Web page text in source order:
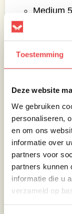
Toestemming
Deze website
We gebruiken
personaliseren,
en om ons
informatie over
partners voor
partners kunnen
informatie die u
verzameld op
Medium
Dus voor de
vlees er 3°
door tijdens
gezien de
bakken gaat
rusten.